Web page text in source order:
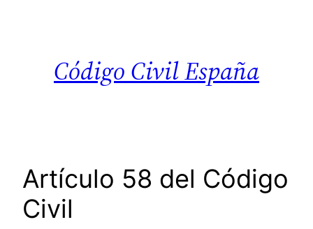
Código Civil España
Artículo 58 del Código
Civil